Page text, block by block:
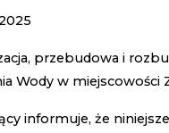
przebudowa i
Wody w miejscowości
informuje, że niniejsze